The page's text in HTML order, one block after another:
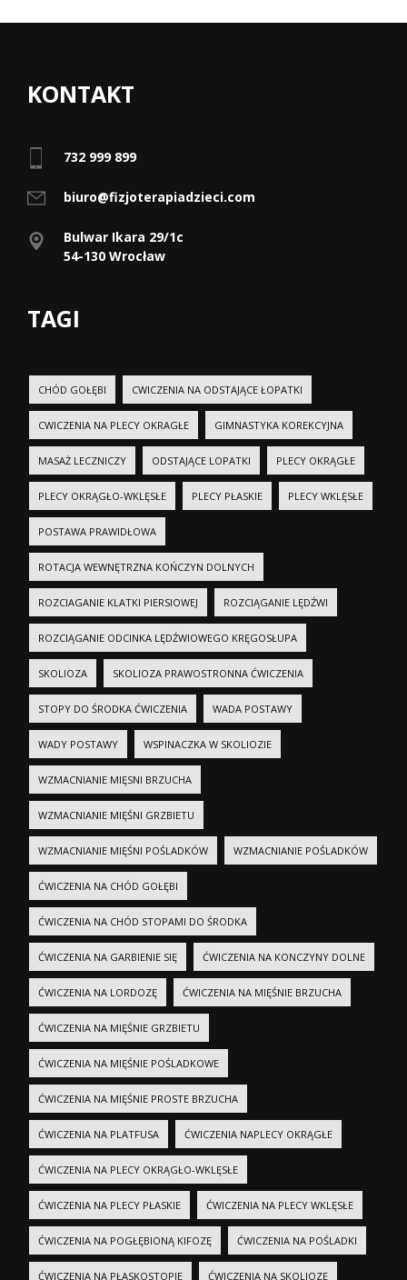
KONTAKT
732 999 899
biuro@fizjoterapiadzieci.com
Bulwar Ikara 29/1c
54-130 Wrocław
TAGI
CHÓD GOŁĘBI CWICZENIA NA ODSTAJĄCE ŁOPATKI
CWICZENIA NA PLECY OKRAGŁE GIMNASTYKA KOREKCYJNA
MASAŻ LECZNICZY ODSTAJĄCE LOPATKI PLECY OKRĄGŁE
PLECY OKRĄGŁO-WKLĘSŁE PLECY PŁASKIE PLECY WKLĘSŁE
POSTAWA PRAWIDŁOWA
ROTACJA WEWNĘTRZNA KOŃCZYN DOLNYCH
ROZCIAGANIE KLATKI PIERSIOWEJ ROZCIĄGANIE LĘDŹWI
ROZCIĄGANIE ODCINKA LĘDŹWIOWEGO KRĘGOSŁUPA
SKOLIOZA SKOLIOZA PRAWOSTRONNA ĆWICZENIA
STOPY DO ŚRODKA ĆWICZENIA WADA POSTAWY
WADY POSTAWY WSPINACZKA W SKOLIOZIE
WZMACNIANIE MIĘSNI BRZUCHA
WZMACNIANIE MIĘŚNI GRZBIETU
WZMACNIANIE MIĘŚNI POŚLADKÓW WZMACNIANIE POŚLADKÓW
ĆWICZENIA NA CHÓD GOŁĘBI
ĆWICZENIA NA CHÓD STOPAMI DO ŚRODKA
ĆWICZENIA NA GARBIENIE SIĘ ĆWICZENIA NA KONCZYNY DOLNE
ĆWICZENIA NA LORDOZĘ ĆWICZENIA NA MIĘŚNIE BRZUCHA
ĆWICZENIA NA MIĘŚNIE GRZBIETU
ĆWICZENIA NA MIĘŚNIE POŚLADKOWE
ĆWICZENIA NA MIĘŚNIE PROSTE BRZUCHA
ĆWICZENIA NA PLATFUSA ĆWICZENIA NAPLECY OKRĄGŁE
ĆWICZENIA NA PLECY OKRĄGŁO-WKLĘSŁE
ĆWICZENIA NA PLECY PŁASKIE ĆWICZENIA NA PLECY WKLĘSŁE
ĆWICZENIA NA POGŁĘBIONĄ KIFOZĘ ĆWICZENIA NA POŚLADKI
ĆWICZENIA NA PŁASKOSTOPIE ĆWICZENIA NA SKOLIOZĘ